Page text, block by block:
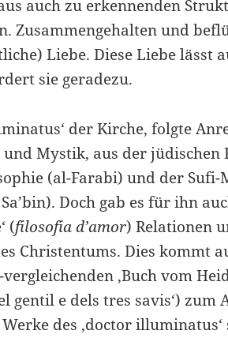
auch zu erkennenden
Zusammengehalten und
Liebe. Diese Liebe lässt
sie geradezu.
der Kirche, folgte
Mystik, aus der jüdischen
(al-Farabi) und der Sufi-
Doch gab es für ihn
(filosofia d’amor) Relationen
Christentums. Dies kommt
‚Buch vom
gentil e dels tres savis‘) zum
des ‚doctor